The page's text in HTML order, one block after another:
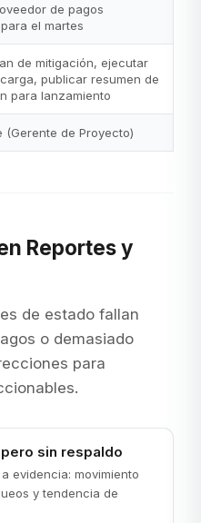
de pagos
el martes
de mitigación, ejecutar
publicar resumen de
para lanzamiento
(Gerente de Proyecto)
Reportes y
de estado fallan
o demasiado
para
sin respaldo
evidencia: movimiento
y tendencia de